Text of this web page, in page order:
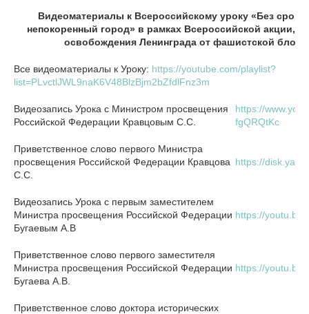
Видеоматериалы к Всероссийскому уроку «Без срока
непокоренный город» в рамках Всероссийской акции,
освобождения Ленинграда от фашистской
Все видеоматериалы к Уроку: https://youtube.com/playlist?
list=PLvctlJWL9naK6V48BlzBjm2bZfdlFnz3m
Видеозапись Урока с Министром просвещения
Российской Федерации Кравцовым С.С.
https://
fgQRQtKc
Приветственное слово первого Министра
просвещения Российской Федерации Кравцова
С.С.
https://
Видеозапись Урока с первым заместителем
Министра просвещения Российской Федерации
Бугаевым А.В
https://youtu.be/
Приветственное слово первого заместителя
Министра просвещения Российской Федерации
Бугаева А.В.
https://youtu.be/
Приветственное слово доктора исторических